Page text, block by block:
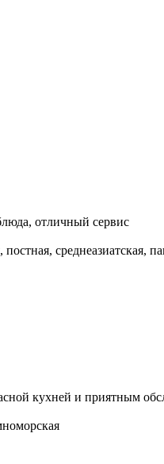
отличный сервис
среднеазиатская,
кухней и приятным